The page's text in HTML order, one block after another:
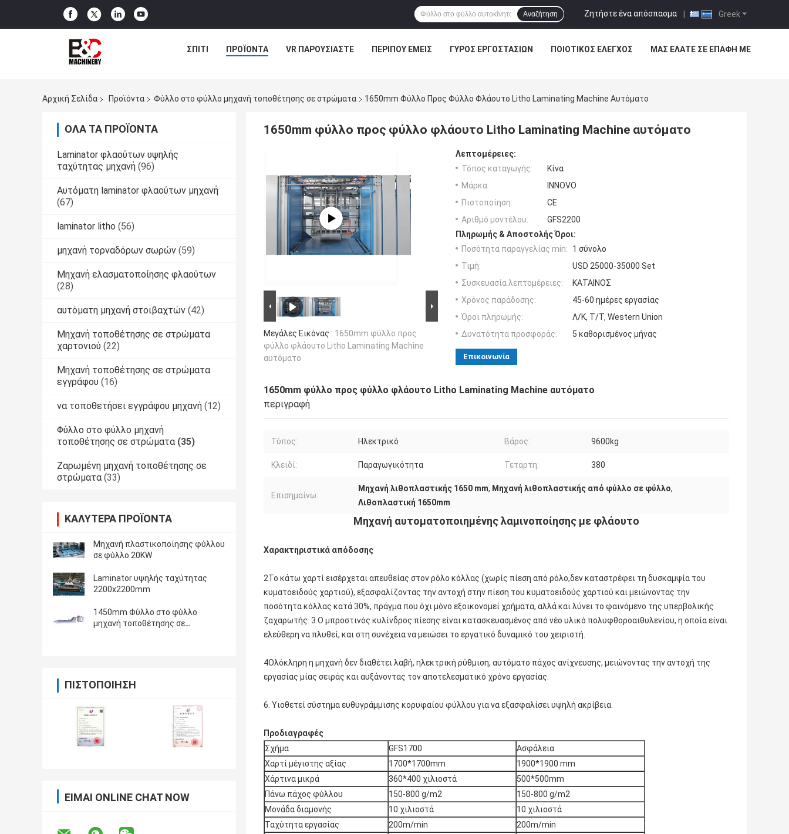
Greek
Ζητήστε ένα απόσπασμα |
Αναζήτηση
ΣΠΊΤΙ ΠΡΟΪΌΝΤΑ VR ΠΑΡΟΥΣΙΆΣΤΕ ΠΕΡΊΠΟΥ ΕΜΕΊΣ ΓΎΡΟΣ ΕΡΓΟΣΤΑΣΊΩΝ ΠΟΙΟΤΙΚΌΣ ΈΛΕΓΧΟΣ ΜΑΣ ΕΛΆΤΕ ΣΕ ΕΠΑΦΉ ΜΕ
Αρχική Σελίδα Προϊόντα Φύλλο στο φύλλο μηχανή τοποθέτησης σε στρώματα 1650mm Φύλλο Προς Φύλλο Φλάουτο Litho Laminating Machine Αυτόματο
ΌΛΑ ΤΑ ΠΡΟΪΌΝΤΑ
Laminator φλαούτων υψηλής
ταχύτητας μηχανή (96)
Αυτόματη laminator φλαούτων μηχανή
(67)
laminator litho (56)
μηχανή τορναδόρων σωρών (59)
Μηχανή ελασματοποίησης φλαούτων
(28)
αυτόματη μηχανή στοιβαχτών (42)
Μηχανή τοποθέτησης σε στρώματα
χαρτονιού (22)
Μηχανή τοποθέτησης σε στρώματα
εγγράφου (16)
να τοποθετήσει εγγράφου μηχανή (12)
Φύλλο στο φύλλο μηχανή
τοποθέτησης σε στρώματα (35)
Ζαρωμένη μηχανή τοποθέτησης σε
στρώματα (33)
ΚΑΛΎΤΕΡΑ ΠΡΟΪΌΝΤΑ
Μηχανή πλαστικοποίησης φύλλου
σε φύλλο 20KW
Laminator υψηλής ταχύτητας
2200x2200mm
1450mm Φύλλο στο φύλλο
μηχανή τοποθέτησης σε
ΠΙΣΤΟΠΟΊΗΣΗ
ΕΊΜΑΙ ONLINE CHAT NOW
1650mm φύλλο προς φύλλο φλάουτο Litho Laminating Machine αυτόματο
Μεγάλες Εικόνας : 1650mm φύλλο προς
φύλλο φλάουτο Litho Laminating Machine
αυτόματο
Λεπτομέρειες:
Τόπος καταγωγής:
Κίνα
Μάρκα:
INNOVO
Πιστοποίηση:
CE
Αριθμό μοντέλου:
GFS2200
Πληρωμής & Αποστολής Όροι:
Ποσότητα παραγγελίας min:
1 σύνολο
Τιμή:
USD 25000-35000 Set
Συσκευασία λεπτομέρειες:
ΚΑΤΑΙΝΟΣ
Χρόνος παράδοσης:
45-60 ημέρες εργασίας
Όροι πληρωμής:
Λ/Κ, Τ/Τ, Western Union
Δυνατότητα προσφοράς:
5 καθορισμένος μήνας
Επικοινωνία
1650mm φύλλο προς φύλλο φλάουτο Litho Laminating Machine αυτόματο
περιγραφή
Τύπος: Ηλεκτρικό Βάρος: 9600kg
Κλειδί: Παραγωγικότητα Τετάρτη: 380
Επισημαίνω:
Μηχανή λιθοπλαστικής 1650 mm, Μηχανή λιθοπλαστικής από φύλλο σε φύλλο,
Λιθοπλαστική 1650mm
Μηχανή αυτοματοποιημένης λαμινοποίησης με φλάουτο
Χαρακτηριστικά απόδοσης
2Το κάτω χαρτί εισέρχεται απευθείας στον ρόλο κόλλας (χωρίς πίεση από ρόλο,δεν καταστρέφει τη δυσκαμψία του
κυματοειδούς χαρτιού), εξασφαλίζοντας την αντοχή στην πίεση του κυματοειδούς χαρτιού και μειώνοντας την
ποσότητα κόλλας κατά 30%, πράγμα που όχι μόνο εξοικονομεί χρήματα, αλλά και λύνει το φαινόμενο της υπερβολικής
ζαχαρωτής. 3.Ο μπροστινός κυλίνδρος πίεσης είναι κατασκευασμένος από νέο υλικό πολυφθοροαιθυλενίου, η οποία είναι
ελεύθερη να πλυθεί, και στη συνέχεια να μειώσει το εργατικό δυναμικό του χειριστή.
4Ολόκληρη η μηχανή δεν διαθέτει λαβή, ηλεκτρική ρύθμιση, αυτόματο πάχος ανίχνευσης, μειώνοντας την αντοχή της
εργασίας μίας σειράς και αυξάνοντας τον αποτελεσματικό χρόνο εργασίας.
6. Υιοθετεί σύστημα ευθυγράμμισης κορυφαίου φύλλου για να εξασφαλίσει υψηλή ακρίβεια.
Προδιαγραφές
Σχήμα
GFS1700
Ασφάλεια
Χαρτί μέγιστης αξίας
1700*1700mm
1900*1900 mm
Χάρτινα μικρά
360*400 χιλιοστά
500*500mm
Πάνω πάχος φύλλου
150-800 g/m2
150-800 g/m2
Μονάδα διαμονής
10 χιλιοστά
10 χιλιοστά
Ταχύτητα εργασίας
200m/min
200m/min